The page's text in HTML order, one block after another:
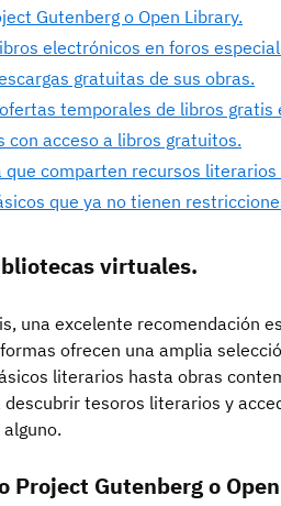
Gutenberg o Open Library.
electrónicos en foros
gratuitas de sus obras.
temporales de libros gratis
con acceso a libros gratuitos.
que comparten recursos literarios
que ya no tienen
virtuales.
una excelente recomendación
ofrecen una amplia
literarios hasta obras
tesoros literarios y
Project Gutenberg o